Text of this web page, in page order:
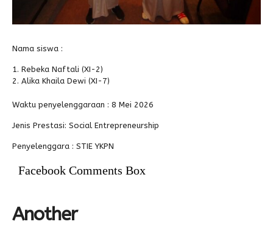
Nama siswa :
Rebeka Naftali (XI-2)
Alika Khaila Dewi (XI-7)
Waktu penyelenggaraan : 8 Mei 2026
Jenis Prestasi: Social Entrepreneurship
Penyelenggara : STIE YKPN
Facebook Comments Box
Another